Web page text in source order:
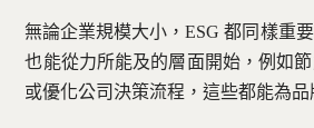
無論企業規模大小，ESG 都同樣重
也能從力所能及的層面開始，例如
或優化公司決策流程，這些都能為品